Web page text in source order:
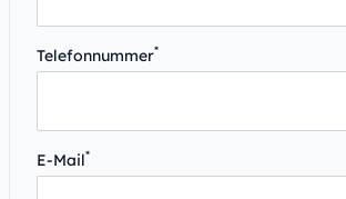
Telefonnummer*
E-Mail*